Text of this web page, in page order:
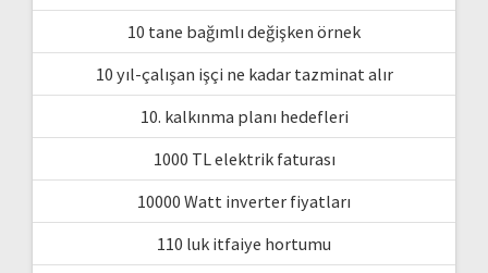
10 tane bağımlı değişken örnek
10 yıl-çalışan işçi ne kadar tazminat alır
10. kalkınma planı hedefleri
1000 TL elektrik faturası
10000 Watt inverter fiyatları
110 luk itfaiye hortumu